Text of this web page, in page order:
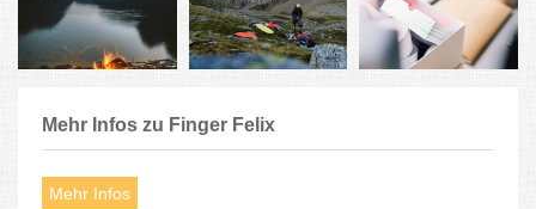
Mehr Infos zu Finger Felix
Mehr Infos